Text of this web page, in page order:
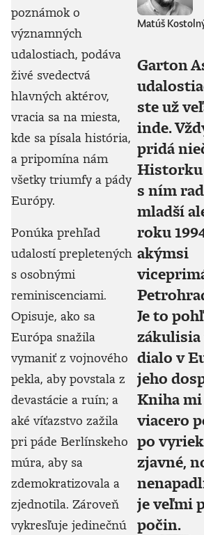
poznámok o
významných
udalostiach, podáva
živé svedectvá
hlavných aktérov,
vracia sa na miesta,
kde sa písala história,
a pripomína nám
všetky triumfy a pády
Európy.
Ponúka prehľad
udalostí prepletených
s osobnými
reminiscenciami.
Opisuje, ako sa
Európa snažila
vymaniť z vojnového
pekla, aby povstala z
devastácie a ruín; a
aké víťazstvo zažila
pri páde Berlínskeho
múra, aby sa
zdemokratizovala a
zjednotila. Zároveň
vykresľuje jedinečnú
Matúš
Garton
ste už
inde.
pridá
Historku
s ním
mladší
roku
akýmsi
Je to
zákulisia
dialo v
jeho
Kniha
viacero
po
zjavné,
je veľmi
počin.